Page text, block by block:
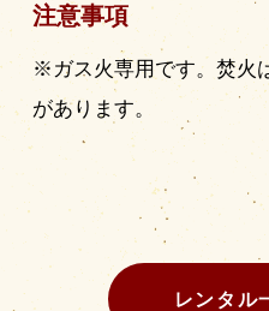
注意事項
※ガス火専用です。焚火
があります。
レンタル